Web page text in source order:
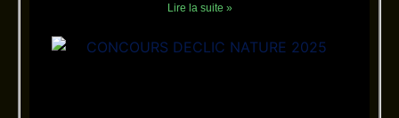
Lire la suite »